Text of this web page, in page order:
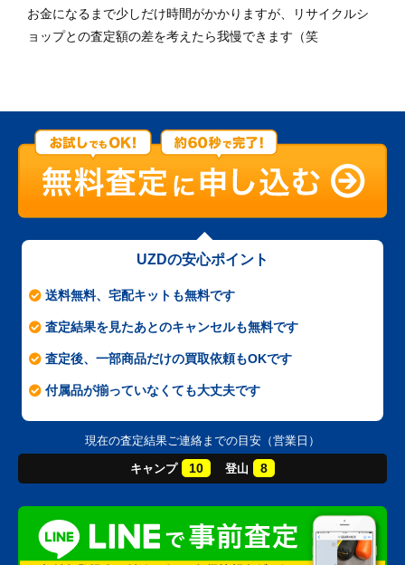
お金になるまで少しだけ時間がかかりますが、リサイクルシ
ョップとの査定額の差を考えたら我慢できます（笑
UZDの安心ポイント
送料無料、宅配キットも無料です
査定結果を見たあとのキャンセルも無料です
査定後、一部商品だけの買取依頼もOKです
付属品が揃っていなくても大丈夫です
現在の査定結果ご連絡までの目安（営業日）
キャンプ 10 登山 8